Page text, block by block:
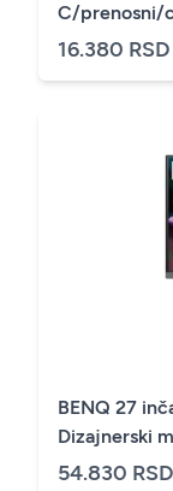
C/prenosni/
16.380 RSD
BENQ 27
Dizajnerski
54.830 RSD